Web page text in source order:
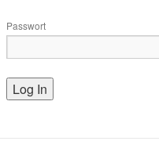
Passwort